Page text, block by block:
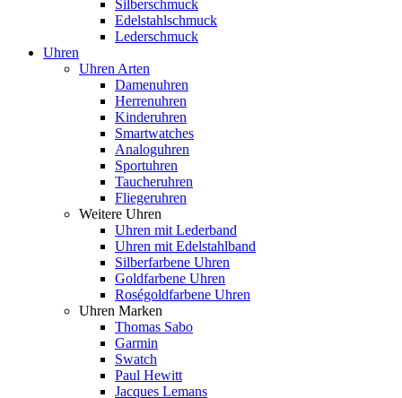
Silberschmuck
Edelstahlschmuck
Lederschmuck
Uhren
Uhren Arten
Damenuhren
Herrenuhren
Kinderuhren
Smartwatches
Analoguhren
Sportuhren
Taucheruhren
Fliegeruhren
Weitere Uhren
Uhren mit Lederband
Uhren mit Edelstahlband
Silberfarbene Uhren
Goldfarbene Uhren
Roségoldfarbene Uhren
Uhren Marken
Thomas Sabo
Garmin
Swatch
Paul Hewitt
Jacques Lemans